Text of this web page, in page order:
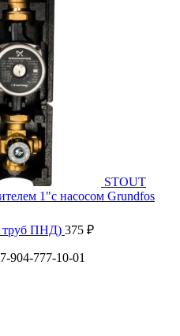
STOUT
1"с насосом Grundfos
труб ПНД) 375 ₽
904-777-10-01